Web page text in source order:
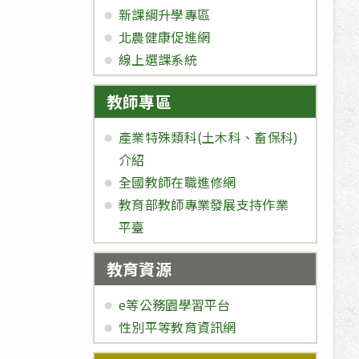
新課綱升學專區
北農健康促進網
線上選課系統
教師專區
產業特殊類科(土木科、畜保科)
介紹
全國教師在職進修網
教育部教師專業發展支持作業
平臺
教育資源
e等公務園學習平台
性別平等教育資訊網